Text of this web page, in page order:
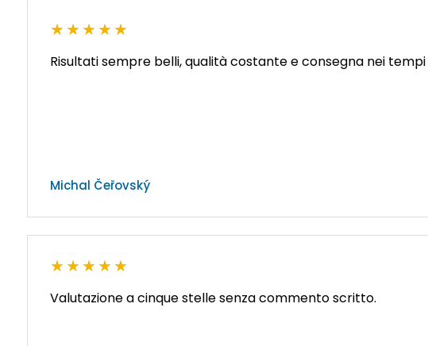
★★★★★
Risultati sempre belli, qualità costante e consegna nei
Michal Čeřovský
★★★★★
Valutazione a cinque stelle senza commento scritto.